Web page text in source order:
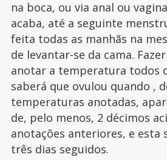
na boca, ou via anal ou
acaba, até a seguinte
feita todas as manhãs na
de levantar-se da cama.
anotar a temperatura todos
saberá que ovulou quando ,
temperaturas anotadas,
de, pelo menos, 2 décimos
anotações anteriores, e esta
três dias seguidos.